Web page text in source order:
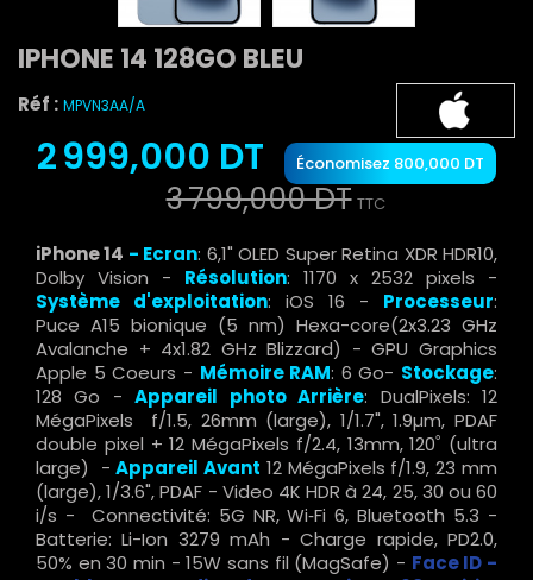
IPHONE 14 128GO BLEU
Réf : MPVN3AA/A
2 999,000 DT Économisez 800,000 DT
3 799,000 DT TTC
iPhone 14 - Ecran: 6,1" OLED Super Retina XDR HDR10,
Dolby Vision - Résolution: 1170 x 2532 pixels -
Système d'exploitation: iOS 16 - Processeur:
Puce A15 bionique (5 nm) Hexa-core(2x3.23 GHz
Avalanche + 4x1.82 GHz Blizzard) - GPU Graphics
Apple 5 Coeurs - Mémoire RAM: 6 Go- Stockage:
128 Go -Appareil photo Arrière: DualPixels: 12
MégaPixels f/1.5, 26mm (large), 1/1.7", 1.9µm, PDAF
double pixel + 12 MégaPixels f/2.4, 13mm, 120˚ (ultra
large) -Appareil Avant 12 MégaPixels f/1.9, 23 mm
(large), 1/3.6", PDAF - Video 4K HDR à 24, 25, 30 ou 60
i/s - Connectivité: 5G NR, Wi‑Fi 6, Bluetooth 5.3 -
Batterie: Li-Ion 3279 mAh - Charge rapide, PD2.0,
50% en 30 min - 15W sans fil (MagSafe) - Face ID -